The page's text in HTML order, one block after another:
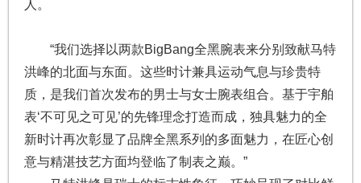
人。
“我们选择以两款BigBang全黑腕表来分别致献马特
洪峰的北面与东面。这些时计兼具运动气息与珍贵特
质，是我们首次发布的男士与女士腕表组合。基于宇舶
表‘不可见之可见’的先锋理念打造而成，独具魅力的全
新时计再次彰显了品牌全黑系列的多面魅力，在匠心创
意与精湛技艺方面均登临了制表之巅。”